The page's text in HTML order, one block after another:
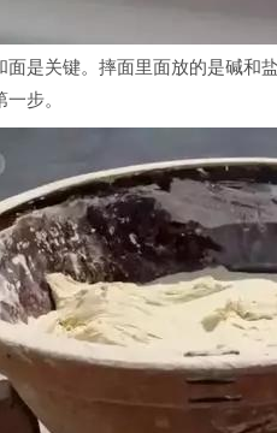
面是关键。摔面里面放的是碱和
步。